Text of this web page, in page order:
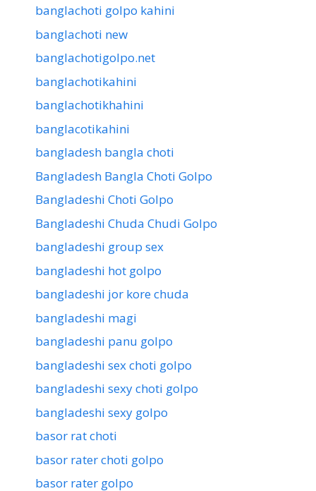
banglachoti golpo kahini
banglachoti new
banglachotigolpo.net
banglachotikahini
banglachotikhahini
banglacotikahini
bangladesh bangla choti
Bangladesh Bangla Choti Golpo
Bangladeshi Choti Golpo
Bangladeshi Chuda Chudi Golpo
bangladeshi group sex
bangladeshi hot golpo
bangladeshi jor kore chuda
bangladeshi magi
bangladeshi panu golpo
bangladeshi sex choti golpo
bangladeshi sexy choti golpo
bangladeshi sexy golpo
basor rat choti
basor rater choti golpo
basor rater golpo